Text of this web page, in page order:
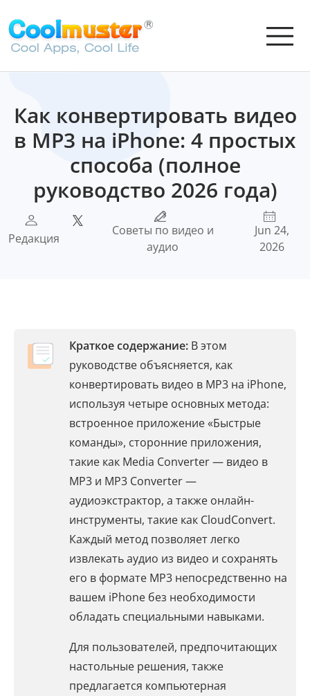
Как конвертировать видео
в MP3 на iPhone: 4 простых
способа (полное
руководство 2026 года)
Редакция
Советы по видео и
аудио
Jun 24,
2026
Краткое содержание: В этом
руководстве объясняется, как
конвертировать видео в MP3 на iPhone,
используя четыре основных метода:
встроенное приложение «Быстрые
команды», сторонние приложения,
такие как Media Converter — видео в
MP3 и MP3 Converter —
аудиоэкстрактор, а также онлайн-
инструменты, такие как CloudConvert.
Каждый метод позволяет легко
извлекать аудио из видео и сохранять
его в формате MP3 непосредственно на
вашем iPhone без необходимости
обладать специальными навыками.
Для пользователей, предпочитающих
настольные решения, также
предлагается компьютерная